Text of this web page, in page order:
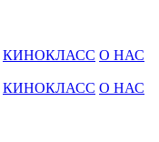
КИНОКЛАСС О НАС
КИНОКЛАСС О НАС